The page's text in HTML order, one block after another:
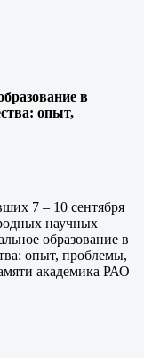
в
опыт,
7 – 10 сентября
научных
образование в
опыт, проблемы,
академика РАО